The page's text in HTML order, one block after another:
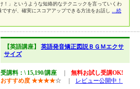
！」というような短絡的なテクニックを言っていくわ
ですが、確実にスコアアップできる方法をお話し
...続
【英語講座】 英語発音矯正図説ＢＧＭエクサ
サイズ
受講料：\ 15,190/講座
無料お試し受講OK!
おすすめ度 ★★★★☆ レビュー公開中！